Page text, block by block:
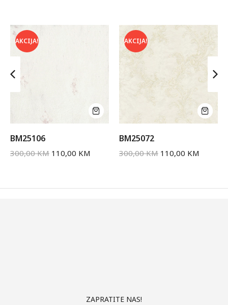
AKCIJA!
BM25106
300,00KM 110,00 KM
AKCIJA!
BM25072
300,00KM 110,00 KM
ZAPRATITE NAS!